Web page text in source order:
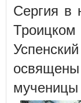
Сергия в